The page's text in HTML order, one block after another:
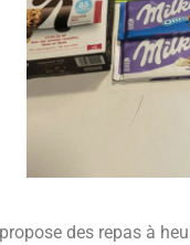
des repas à